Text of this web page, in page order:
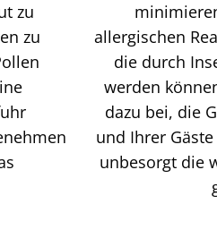
zu
zu
allergischen
die durch
werden
dazu bei, die
und Ihrer
unbesorgt die